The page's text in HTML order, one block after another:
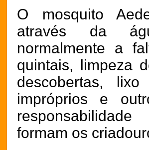
O mosquito
através da
normalmente a
quintais, limpeza
descobertas,
impróprios e
formam os